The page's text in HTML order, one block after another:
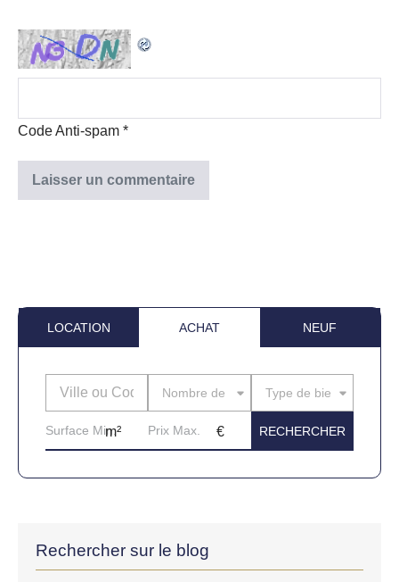
Code Anti-spam *
LOCATION ACHAT NEUF
Nombre de piècesType de bien
Rechercher sur le blog